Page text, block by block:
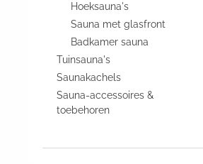
Hoeksauna's
Sauna met glasfront
Badkamer sauna
Tuinsauna's
Saunakachels
Sauna-accessoires &
toebehoren